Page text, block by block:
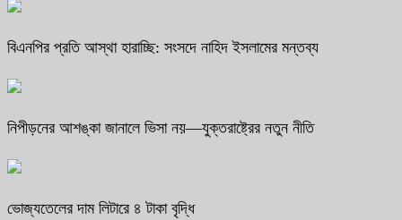
বিএনপির প্রতি আস্থা হারাচ্ছি: সংসদে নাহিদ ইসলামের মন্তব্য
নিপীড়নের আশঙ্কা জানালে ভিসা নয়—যুক্তরাষ্ট্রের নতুন নীতি
ভোজ্যতেলের দাম লিটারে ৪ টাকা বৃদ্ধি